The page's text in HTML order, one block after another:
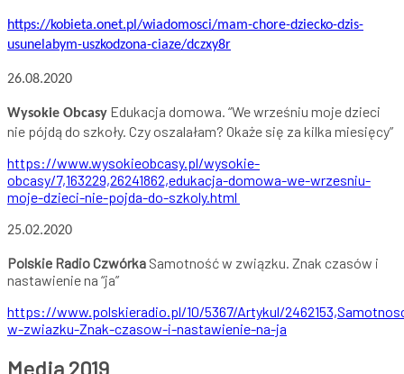
https://kobieta.onet.pl/wiadomosci/mam-chore-dziecko-dzis-
usunelabym-uszkodzona-ciaze/dczxy8r
26.08.2020
Wysokie Obcasy Edukacja domowa. “We wrześniu moje dzieci
nie pójdą do szkoły. Czy oszalałam? Okaże się za kilka miesięcy”
https://www.wysokieobcasy.pl/wysokie-
obcasy/7,163229,26241862,edukacja-domowa-we-wrzesniu-
moje-dzieci-nie-pojda-do-szkoly.html
25.02.2020
Polskie Radio Czwórka Samotność w związku. Znak czasów i
nastawienie na “ja”
https://www.polskieradio.pl/10/5367/Artykul/
w-zwiazku-Znak-czasow-i-nastawienie-na-ja
Media 2019